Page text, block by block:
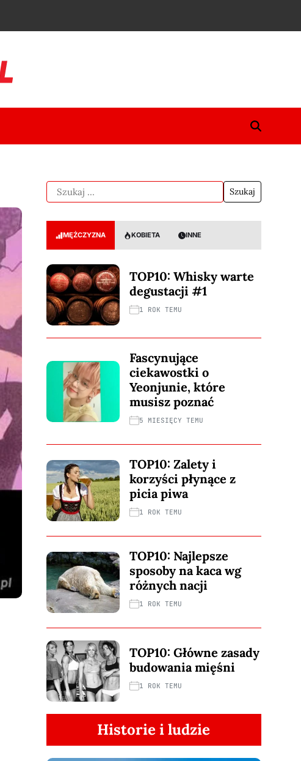
MĘŻCZYZNA KOBIETA INNE
TOP10: Whisky warte
degustacji #1
1 ROK TEMU
Fascynujące
ciekawostki o
Yeonjunie, które
musisz poznać
5 MIESIĘCY TEMU
TOP10: Zalety i
korzyści płynące z
picia piwa
1 ROK TEMU
TOP10: Najlepsze
sposoby na kaca wg
różnych nacji
1 ROK TEMU
TOP10: Główne zasady
budowania mięśni
1 ROK TEMU
Historie i ludzie